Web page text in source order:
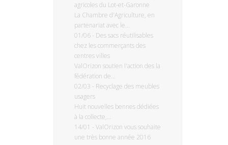
agricoles du Lot-et-Garonne
La Chambre d'Agriculture, en
partenariat avec le...
01/06 - Des sacs réutilisables
chez les commerçants des
centres villes
ValOrizon soutien l'action des la
fédération de...
02/03 - Recyclage des meubles
usagers
Huit nouvelles bennes dédiées
à la collecte,...
14/01 - ValOrizon vous souhaite
une très bonne année 2016